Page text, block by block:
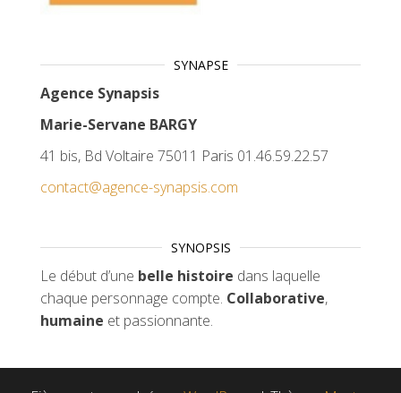
SYNAPSE
Agence Synapsis
Marie-Servane BARGY
41 bis, Bd Voltaire 75011 Paris 01.46.59.22.57
contact@agence-synapsis.com
SYNOPSIS
Le début d’une belle histoire dans laquelle
chaque personnage compte. Collaborative,
humaine et passionnante.